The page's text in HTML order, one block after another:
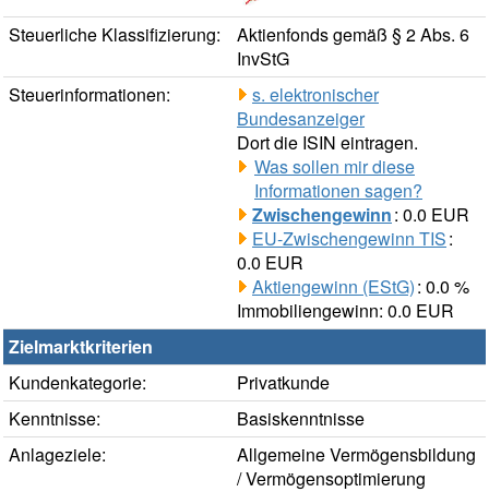
Steuerliche Klassifizierung:
Aktienfonds gemäß § 2 Abs. 6
InvStG
Steuerinformationen:
s. elektronischer
Bundesanzeiger
Dort die ISIN eintragen.
Was sollen mir diese
Informationen sagen?
Zwischengewinn: 0.0 EUR
EU-Zwischengewinn TIS:
0.0 EUR
Aktiengewinn (EStG): 0.0 %
Immobiliengewinn: 0.0 EUR
Zielmarktkriterien
Kundenkategorie:
Privatkunde
Kenntnisse:
Basiskenntnisse
Anlageziele:
Allgemeine Vermögensbildung
/ Vermögensoptimierung